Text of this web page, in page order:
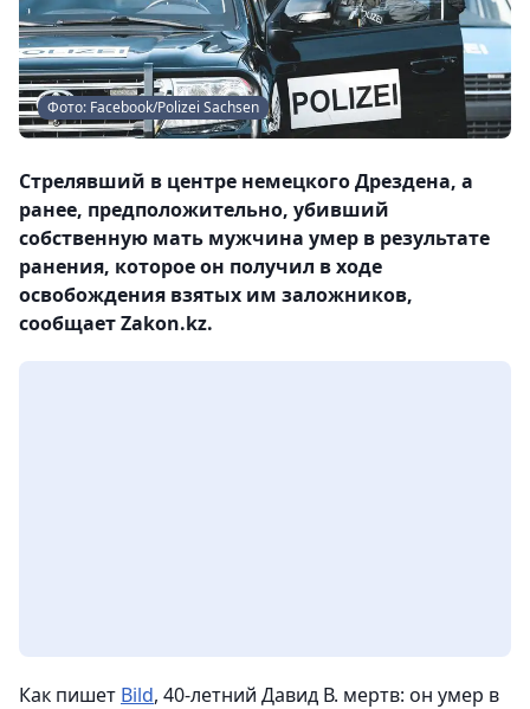
Фото: Facebook/Polizei Sachsen
Стрелявший в центре немецкого Дрездена, а
ранее, предположительно, убивший
собственную мать мужчина умер в результате
ранения, которое он получил в ходе
освобождения взятых им заложников,
сообщает Zakon.kz.
Как пишет Bild, 40-летний Давид В. мертв: он умер в